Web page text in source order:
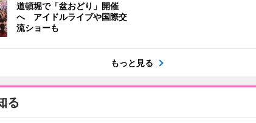
道頓堀で「盆おどり」開催
へ アイドルライブや国際交
流ショーも
もっと見る
る